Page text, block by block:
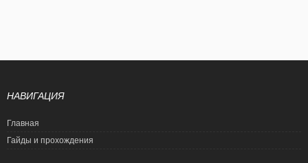
НАВИГАЦИЯ
Главная
Гайды и прохождения